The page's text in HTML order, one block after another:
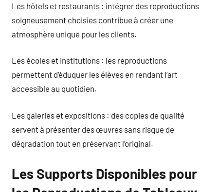
Les hôtels et restaurants : intégrer des reproductions
soigneusement choisies contribue à créer une
atmosphère unique pour les clients.
Les écoles et institutions : les reproductions
permettent d’éduquer les élèves en rendant l’art
accessible au quotidien.
Les galeries et expositions : des copies de qualité
servent à présenter des œuvres sans risque de
dégradation tout en préservant l’original.
Les Supports Disponibles pour